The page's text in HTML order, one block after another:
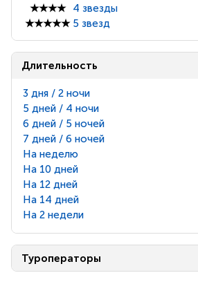
★★★★
4 звезды
★★★★★ 5 звезд
Длительность
3 дня / 2 ночи
5 дней / 4 ночи
6 дней / 5 ночей
7 дней / 6 ночей
На неделю
На 10 дней
На 12 дней
На 14 дней
На 2 недели
Туроператоры